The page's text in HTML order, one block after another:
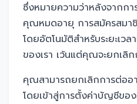
ซึ่งหมายความว่าหลังจากก
คุณหมดอายุ การสมัครสม
โดยอัตโนมัติสำหรับระยะเวล
ของเรา เว้นแต่คุณจะยกเลิ
คุณสามารถยกเลิกการต่ออ
โดยเข้าสู่การตั้งค่าบัญชีข